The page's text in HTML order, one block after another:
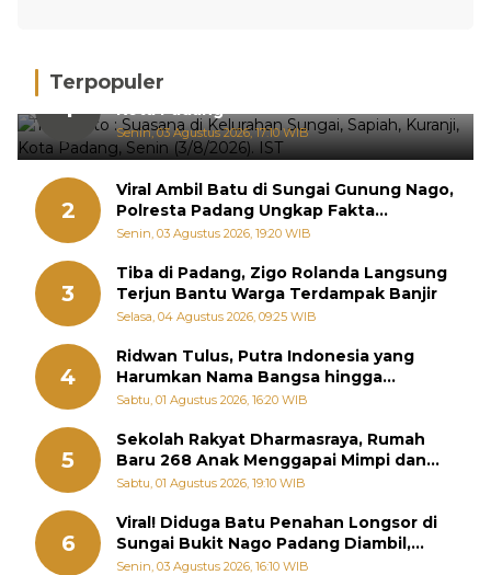
Terpopuler
1
Hujan Deras, 15 Titik Banjir Terdeteksi di
Kota Padang
Senin, 03 Agustus 2026, 17:10 WIB
2
Viral Ambil Batu di Sungai Gunung Nago,
Polresta Padang Ungkap Fakta
Sebenarnya
Senin, 03 Agustus 2026, 19:20 WIB
3
Tiba di Padang, Zigo Rolanda Langsung
Terjun Bantu Warga Terdampak Banjir
Selasa, 04 Agustus 2026, 09:25 WIB
4
Ridwan Tulus, Putra Indonesia yang
Harumkan Nama Bangsa hingga
Diabadikan dalam Buku Jepang
Sabtu, 01 Agustus 2026, 16:20 WIB
5
Sekolah Rakyat Dharmasraya, Rumah
Baru 268 Anak Menggapai Mimpi dan
Memutus Rantai Kemiskinan
Sabtu, 01 Agustus 2026, 19:10 WIB
6
Viral! Diduga Batu Penahan Longsor di
Sungai Bukit Nago Padang Diambil,
Warga Khawatir Bencana Terulang
Senin, 03 Agustus 2026, 16:10 WIB